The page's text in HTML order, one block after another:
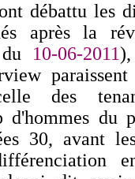
débattu les
après la
10-06-2011
des
d'hommes du
30, avant